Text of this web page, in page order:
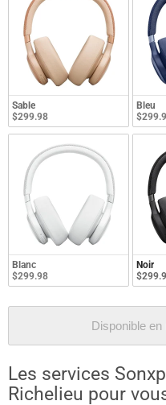
Sable
$299.98
Bleu
Blanc
$299.98
Noir
Disponible
Les services
Richelieu pour